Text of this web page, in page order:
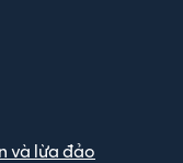
và lừa đảo